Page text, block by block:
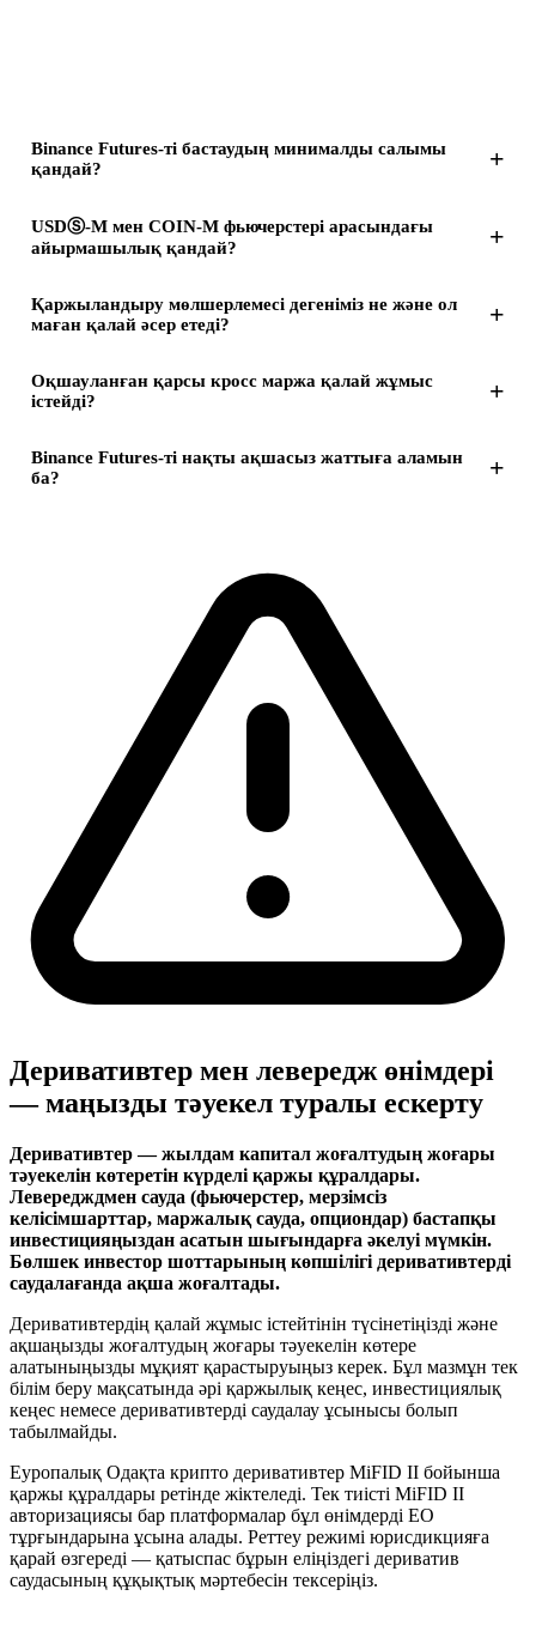
Binance Futures-ті бастаудың минималды салымы
қандай?
+
USDⓈ-M мен COIN-M фьючерстері арасындағы
айырмашылық қандай?
+
Қаржыландыру мөлшерлемесі дегеніміз не және ол
маған қалай әсер етеді?
+
Оқшауланған қарсы кросс маржа қалай жұмыс
істейді?
+
Binance Futures-ті нақты ақшасыз жаттыға аламын
ба?
+
Деривативтер мен левередж өнімдері
— маңызды тәуекел туралы ескерту
Деривативтер — жылдам капитал жоғалтудың жоғары
тәуекелін көтеретін күрделі қаржы құралдары.
Левередждмен сауда (фьючерстер, мерзімсіз
келісімшарттар, маржалық сауда, опциондар) бастапқы
инвестицияңыздан асатын шығындарға әкелуі мүмкін.
Бөлшек инвестор шоттарының көпшілігі деривативтерді
саудалағанда ақша жоғалтады.
Деривативтердің қалай жұмыс істейтінін түсінетіңізді және
ақшаңызды жоғалтудың жоғары тәуекелін көтере
алатыныңызды мұқият қарастыруыңыз керек. Бұл мазмұн тек
білім беру мақсатында әрі қаржылық кеңес, инвестициялық
кеңес немесе деривативтерді саудалау ұсынысы болып
табылмайды.
Еуропалық Одақта крипто деривативтер MiFID II бойынша
қаржы құралдары ретінде жіктеледі. Тек тиісті MiFID II
авторизациясы бар платформалар бұл өнімдерді ЕО
тұрғындарына ұсына алады. Реттеу режимі юрисдикцияға
қарай өзгереді — қатыспас бұрын еліңіздегі дериватив
саудасының құқықтық мәртебесін тексеріңіз.